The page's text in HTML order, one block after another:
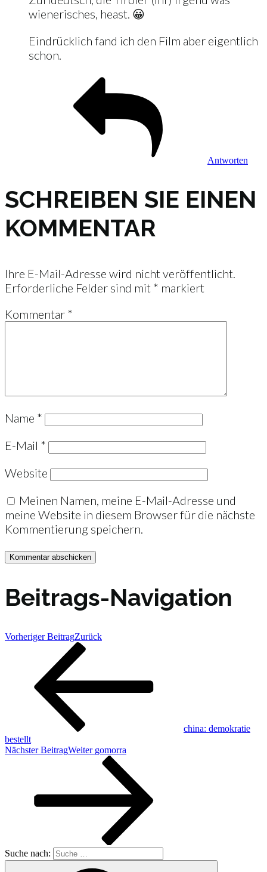
wienerisches, heast. 😀
Eindrücklich fand ich den Film aber eigentlich
schon.
Antworten
SCHREIBEN SIE EINEN
KOMMENTAR
Ihre E-Mail-Adresse wird nicht veröffentlicht.
Erforderliche Felder sind mit * markiert
Kommentar *
Name *
E-Mail *
Website
Meinen Namen, meine E-Mail-Adresse und
meine Website in diesem Browser für die nächste
Kommentierung speichern.
Beitrags-Navigation
Vorheriger BeitragZurück
china: demokratie
bestellt
Nächster BeitragWeiter gomorra
Suche nach: